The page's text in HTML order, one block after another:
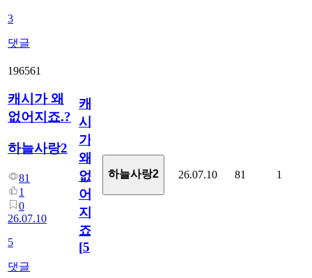
3
댓글
196561
캐시가 왜
없어지죠.?
하늘사랑2
81
1
0
26.07.10
5
댓글
캐
시
가
왜
없
어
지
죠.?
[5]
하늘사랑2 26.07.10 81 1